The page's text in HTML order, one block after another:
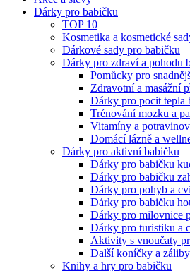
Dárky pro babičku
TOP 10
Kosmetika a kosmetické
Dárkové sady pro babičku
Dárky pro zdraví a pohodu
Pomůcky pro
Zdravotní a masážní
Dárky pro pocit tepla
Trénování mozku a
Vitamíny a
Domácí lázně a
Dárky pro aktivní babičku
Dárky pro babičku
Dárky pro babičku
Dárky pro pohyb a
Dárky pro babičku
Dárky pro milovnice
Dárky pro turistiku a
Aktivity s vnoučaty
Další koníčky a
Knihy a hry pro babičku